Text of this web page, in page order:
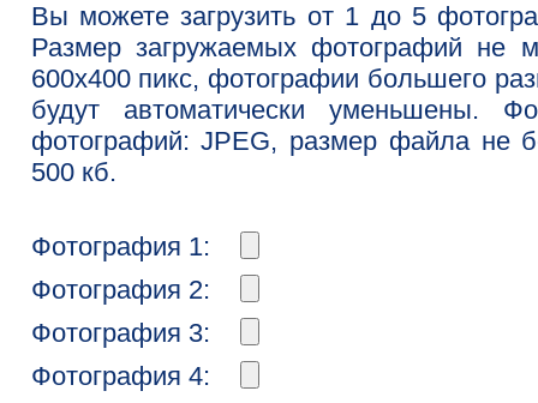
Вы можете загрузить от 1 до 5
Размер загружаемых фотографий не
600x400 пикс, фотографии большего
будут автоматически уменьшены.
фотографий: JPEG, размер файла не
500 кб.
Фотография 1:
Фотография 2:
Фотография 3:
Фотография 4: